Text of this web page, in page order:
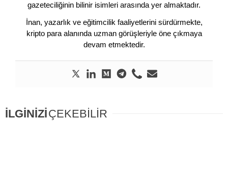
gazeteciliğinin bilinir isimleri arasında yer almaktadır.
İnan, yazarlık ve eğitimcilik faaliyetlerini sürdürmekte,
kripto para alanında uzman görüşleriyle öne çıkmaya
devam etmektedir.
İLGİNİZİÇEKEBİLİR